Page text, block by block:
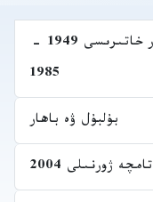
شىنجاڭ مىنبىڭلىرى چوڭ ئىشلار خاتىرىسى 1949 -
1985
بۇلبۇل ۋە باھار
تامچە ژورنىلى 2004